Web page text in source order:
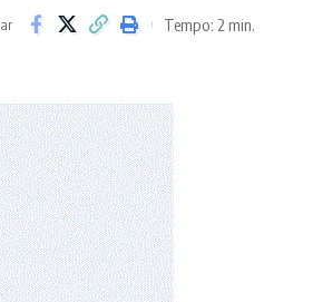
Tempo: 2 min.